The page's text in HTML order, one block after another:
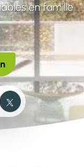
en famille